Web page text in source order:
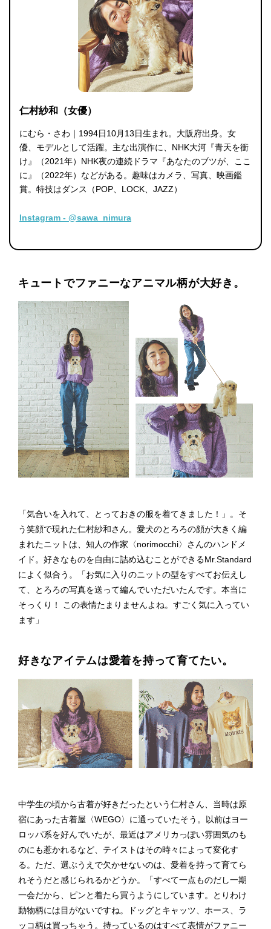
仁村紗和（女優）
にむら・さわ｜1994日10月13日生まれ。大阪府出身。女
優、モデルとして活躍。主な出演作に、NHK大河『青天を衝
け』（2021年）NHK夜の連続ドラマ『あなたのブツが、ここ
に』（2022年）などがある。趣味はカメラ、写真、映画鑑
賞。特技はダンス（POP、LOCK、JAZZ）
Instagram - @sawa_nimura
キュートでファニーなアニマル柄が大好き。
「気合いを入れて、とっておきの服を着てきました！」。そ
う笑顔で現れた仁村紗和さん。愛犬のとろろの顔が大きく編
まれたニットは、知人の作家〈norimocchi〉さんのハンドメ
イド。好きなものを自由に詰め込むことができるMr.Standard
によく似合う。「お気に入りのニットの型をすべてお伝えし
て、とろろの写真を送って編んでいただいたんです。本当に
そっくり！ この表情たまりませんよね。すごく気に入ってい
ます」
好きなアイテムは愛着を持って育てたい。
中学生の頃から古着が好きだったという仁村さん、当時は原
宿にあった古着屋〈WEGO〉に通っていたそう。以前はヨー
ロッパ系を好んでいたが、最近はアメリカっぽい雰囲気のも
のにも惹かれるなど、テイストはその時々によって変化す
る。ただ、選ぶうえで欠かせないのは、愛着を持って育てら
れそうだと感じられるかどうか。「すべて一点ものだし一期
一会だから、ピンと着たら買うようにしています。とりわけ
動物柄には目がないですね。ドッグとキャッツ、ホース、ラ
ッコ柄は買っちゃう。持っているのはすべて表情がファニー